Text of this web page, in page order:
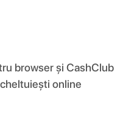
browser și CashClub
online